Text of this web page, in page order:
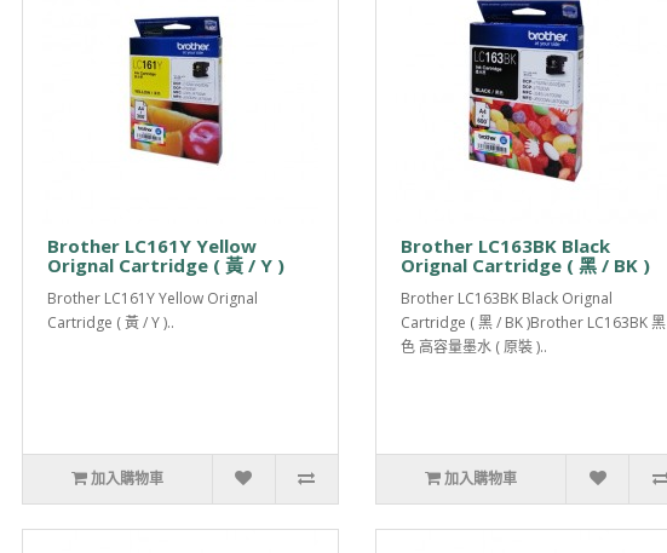
Brother LC161Y Yellow
Orignal Cartridge ( 黃 / Y )
Brother LC161Y Yellow Orignal
Cartridge ( 黃 / Y )..
加入購物車
Brother LC163BK Black
Orignal Cartridge ( 黑 / BK )
Brother LC163BK Black Orignal
Cartridge ( 黑 / BK )Brother LC163BK 黑
色 高容量墨水 ( 原裝 )..
加入購物車